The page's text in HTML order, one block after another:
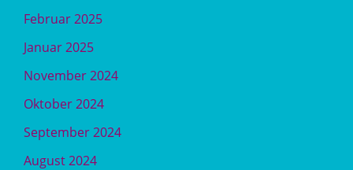
Februar 2025
Januar 2025
November 2024
Oktober 2024
September 2024
August 2024